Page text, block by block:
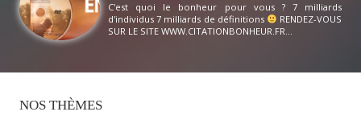
C'est quoi le bonheur pour vous ? 7 milliards
d'individus 7 milliards de définitions
RENDEZ-VOUS
SUR LE SITE WWW.CITATIONBONHEUR.FR...
NOS THÈMES